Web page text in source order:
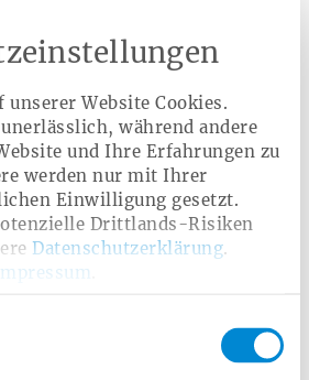
Website Cookies.
während andere
und Ihre Erfahrungen zu
werden nur mit Ihrer
Einwilligung gesetzt.
Drittlands-Risiken
Datenschutzerklärung.
haben oder die
In diesem Fall sollten Sie sich
Kühlen hilft
heilen die Wunden
OP sehr schnell ab. Die
außerdem, die Wundheilung zu
zu mindern.
beziehungsweise zu